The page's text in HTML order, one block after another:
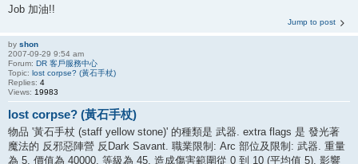
Job 加油!!
Jump to post
by shon
2007-09-29 9:54 am
Forum: DR 客戶服務中心
Topic: lost corpse? (黃石手杖)
Replies: 4
Views: 19983
lost corpse? (黃石手杖)
物品 '黃石手杖 (staff yellow stone)' 的種類是 武器. extra flags 是 發光著
魔法的 反邪惡陣營 反Dark Savant. 職業限制: Arc 部位及限制: 武器. 重量
為 5, 價值為 40000, 等級為 45. 造成傷害範圍從 0 到 10 (平均值 5). 影響